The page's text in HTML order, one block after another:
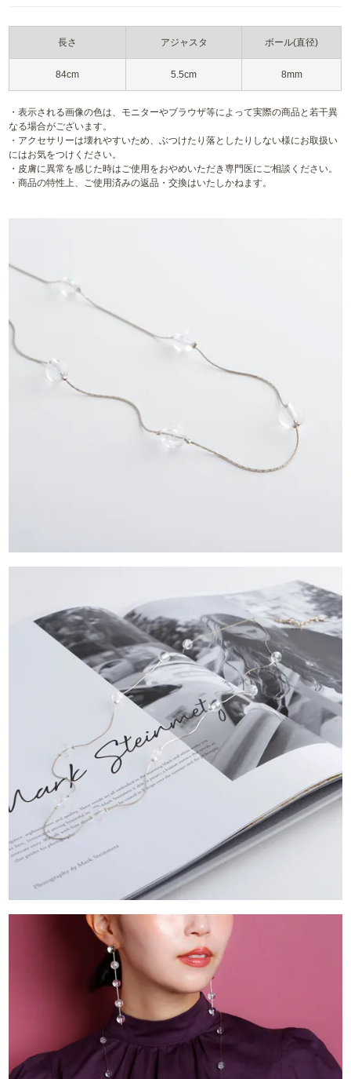
長さ アジャスタ ボール(直径)
84cm 5.5cm 8mm
・表示される画像の色は、モニターやブラウザ等によって実際の商品と若干異
なる場合がございます。
・アクセサリーは壊れやすいため、ぶつけたり落としたりしない様にお取扱い
にはお気をつけください。
・皮膚に異常を感じた時はご使用をおやめいただき専門医にご相談ください。
・商品の特性上、ご使用済みの返品・交換はいたしかねます。